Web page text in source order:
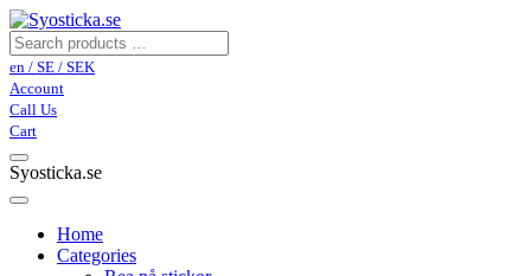
en / SE / SEK
Account
Call Us
Cart
Syosticka.se
Home
Categories